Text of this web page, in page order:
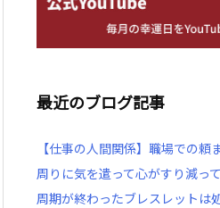
最近のブログ記事
【仕事の人間関係】職場での
周りに気を遣って心がすり減っ
周期が終わったブレスレットは